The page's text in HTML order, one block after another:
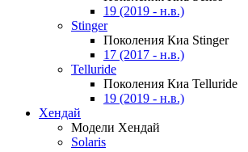
19 (2019 - н.в.)
Stinger
Поколения Киа Stinger
17 (2017 - н.в.)
Telluride
Поколения Киа Telluride
19 (2019 - н.в.)
Хендай
Модели Хендай
Solaris